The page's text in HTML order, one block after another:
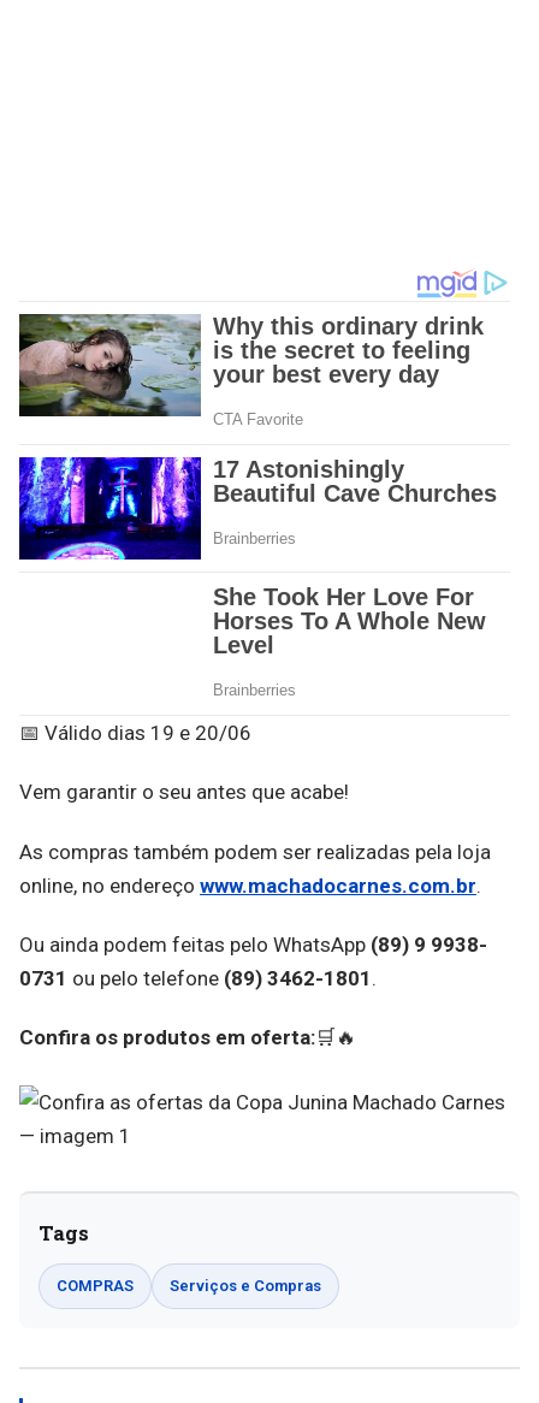
📅 Válido dias 19 e 20/06
Vem garantir o seu antes que acabe!
As compras também podem ser realizadas pela loja
online, no endereço www.machadocarnes.com.br.
Ou ainda podem feitas pelo WhatsApp (89) 9 9938-
0731 ou pelo telefone (89) 3462-1801 .
Confira os produtos em oferta:🛒🔥
Tags
COMPRAS Serviços e Compras